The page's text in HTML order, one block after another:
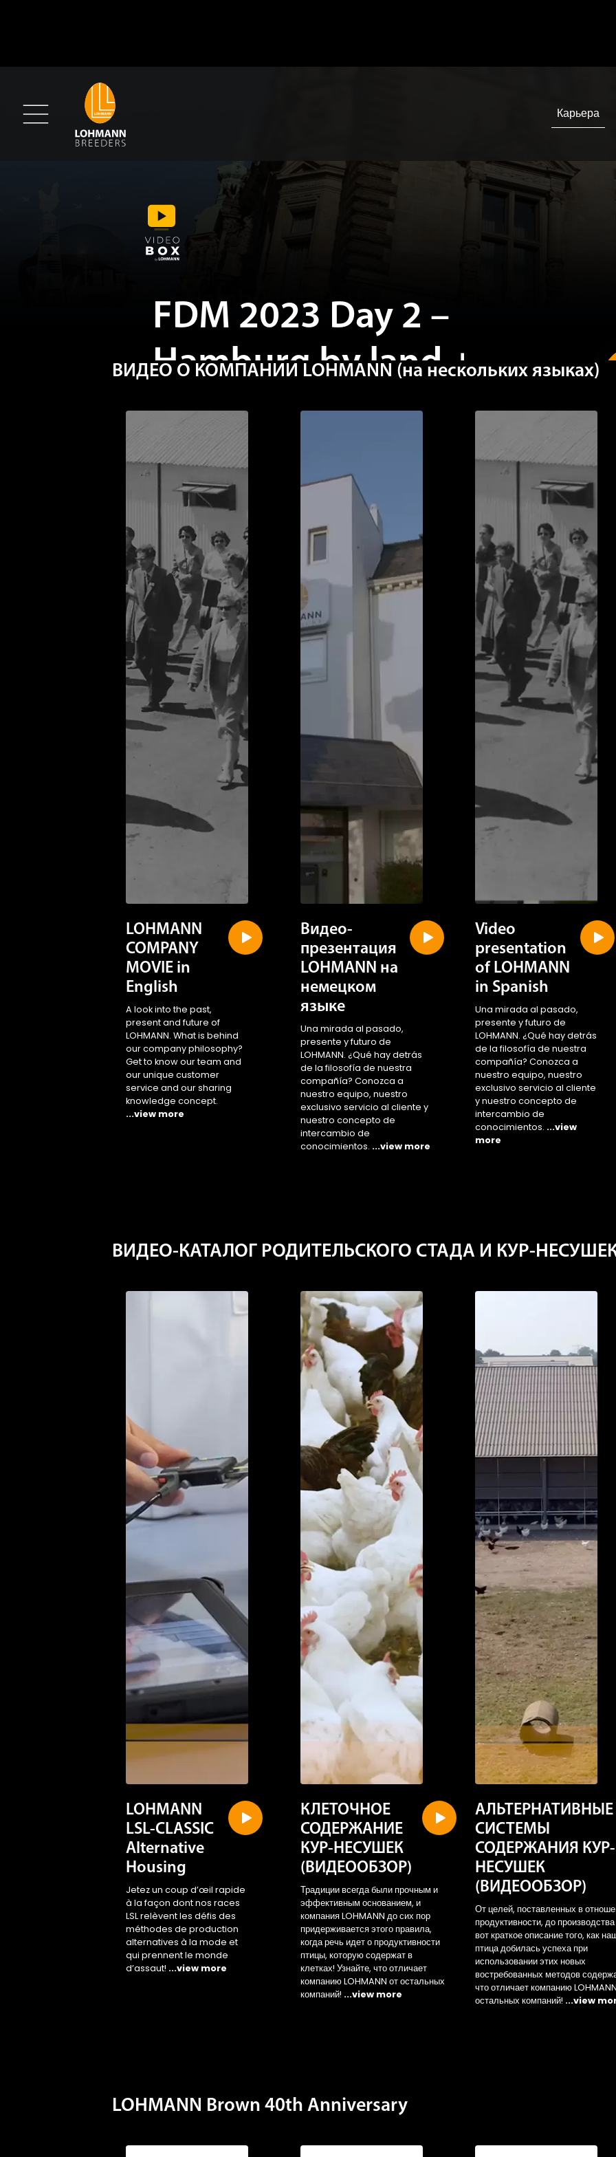
FDM 2023 Day 2 –
Hamburg by land +
Bavarian Night
ВИДЕО О КОМПАНИИ LOHMANN (на нескольких языках)
COMPANY
MOVIE in
English
A look into the past,
present and future of
LOHMANN. What is behind
our company philosophy?
Get to know our team and
our unique customer
service and our sharing
knowledge concept.
...view more
презентация
LOHMANN на
немецком
языке
Una mirada al pasado,
presente y futuro de
LOHMANN. ¿Qué hay detrás
de la filosofía de nuestra
compañía? Conozca a
nuestro equipo, nuestro
exclusivo servicio al cliente y
nuestro concepto de
intercambio de
conocimientos.
presentation
of LOHMANN
in Spanish
Una mirada al pasado,
presente y futuro de
LOHMANN. ¿Qué hay detrás
de la filosofía de nuestra
compañía? Conozca a
nuestro equipo, nuestro
exclusivo servicio al cliente
y nuestro concepto de
intercambio de
conocimientos.
more
LSL-CLASSIC
Alternative
Housing
Jetez un coup d’œil rapide
à la façon dont nos races
LSL relèvent les défis des
méthodes de production
alternatives à la mode et
qui prennent le monde
d’assaut!...view more
СОДЕРЖАНИЕ
КУР-НЕСУШЕК
(ВИДЕООБЗОР)
Традиции всегда были прочным и
эффективным основанием, и
компания LOHMANN до сих пор
придерживается этого правила,
когда речь идет о продуктивности
птицы, которую содержат в
клетках! Узнайте, что отличает
компанию LOHMANN от остальных
компаний!...view more
СИСТЕМЫ
СОДЕРЖАНИЯ КУР-
НЕСУШЕК
(ВИДЕООБЗОР)
От целей, поставленных в
продуктивности, до
вот краткое описание того, как
птица добилась успеха при
использовании этих новых
востребованных методов
что отличает компанию
остальных компаний!...view